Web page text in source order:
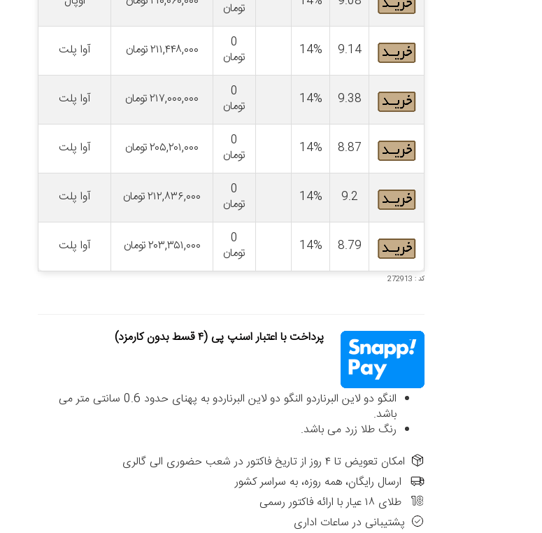
تومان
9.14
14%
0
تومان
۲۱۱,۴۴۸,۰۰۰تومان آوا پلت
9.38
14%
0
تومان
۲۱۷,۰۰۰,۰۰۰تومان آوا پلت
8.87
14%
0
تومان
۲۰۵,۲۰۱,۰۰۰تومان آوا پلت
9.2
14%
0
تومان
۲۱۲,۸۳۶,۰۰۰تومان آوا پلت
8.79
14%
0
تومان
۲۰۳,۳۵۱,۰۰۰تومان آوا پلت
کد : 272913
پرداخت با اعتبار اسنپ پی (۴ قسط بدون کارمزد)
النگو دو لاین البرناردو النگو دو لاین البرناردو به پهنای حدود 0.6 سانتی متر می
باشد.
رنگ طلا زرد می باشد.
امکان تعویض تا ۴ روز از تاریخ فاکتور در شعب حضوری الی گالری
ارسال رایگان، همه روزه، به سراسر کشور
طلای ۱۸ عیار با ارائه فاکتور رسمی
پشتیبانی در ساعات اداری